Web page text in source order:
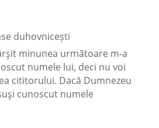
duhovnicești
minunea următoare m-a
numele lui, deci nu voi
cititorului. Dacă Dumnezeu
cunoscut numele